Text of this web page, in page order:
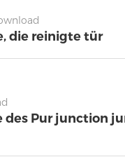
die reinigte tür
des Pur junction